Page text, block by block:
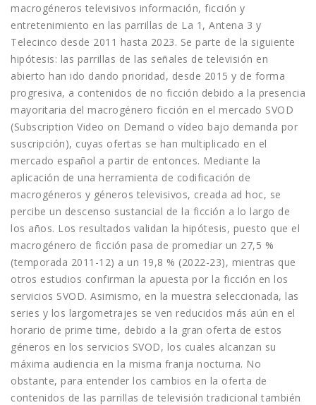
macrogéneros televisivos información, ficción y
entretenimiento en las parrillas de La 1, Antena 3 y
Telecinco desde 2011 hasta 2023. Se parte de la siguiente
hipótesis: las parrillas de las señales de televisión en
abierto han ido dando prioridad, desde 2015 y de forma
progresiva, a contenidos de no ficción debido a la presencia
mayoritaria del macrogénero ficción en el mercado SVOD
(Subscription Video on Demand o vídeo bajo demanda por
suscripción), cuyas ofertas se han multiplicado en el
mercado español a partir de entonces. Mediante la
aplicación de una herramienta de codificación de
macrogéneros y géneros televisivos, creada ad hoc, se
percibe un descenso sustancial de la ficción a lo largo de
los años. Los resultados validan la hipótesis, puesto que el
macrogénero de ficción pasa de promediar un 27,5 %
(temporada 2011-12) a un 19,8 % (2022-23), mientras que
otros estudios confirman la apuesta por la ficción en los
servicios SVOD. Asimismo, en la muestra seleccionada, las
series y los largometrajes se ven reducidos más aún en el
horario de prime time, debido a la gran oferta de estos
géneros en los servicios SVOD, los cuales alcanzan su
máxima audiencia en la misma franja nocturna. No
obstante, para entender los cambios en la oferta de
contenidos de las parrillas de televisión tradicional también